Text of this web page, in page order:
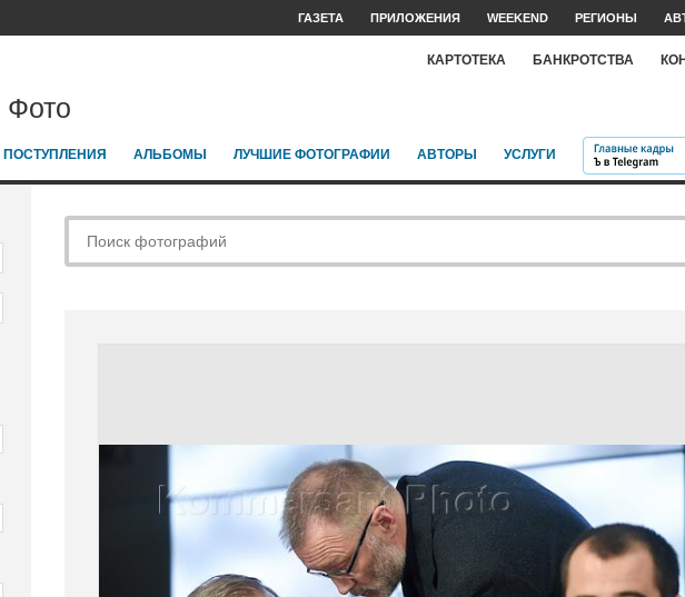
ГАЗЕТА ПРИЛОЖЕНИЯ WEEKEND РЕГИОНЫ
КАРТОТЕКА БАНКРОТСТВА
Фото
АЛЬБОМЫ ЛУЧШИЕ ФОТОГРАФИИ АВТОРЫ УСЛУГИ